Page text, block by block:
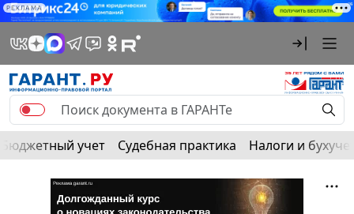
РЕКЛАМА
Бюджетный учет Судебная практика Налоги и